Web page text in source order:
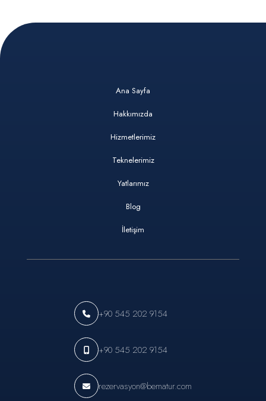
Ana Sayfa
Hakkımızda
Hizmetlerimiz
Teknelerimiz
Yatlarımız
Blog
İletişim
+90 545 202 9154
+90 545 202 9154
rezervasyon@bematur.com